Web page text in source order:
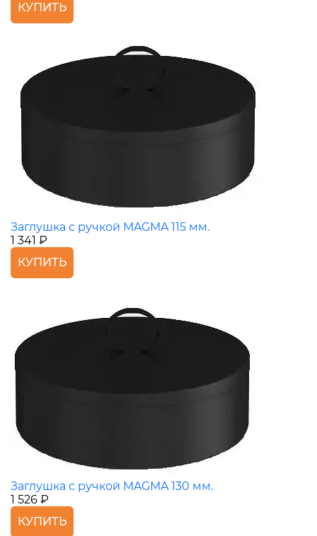
КУПИТЬ
Заглушка с ручкой MAGMA 115 мм.
1 341 ₽
КУПИТЬ
Заглушка с ручкой MAGMA 130 мм.
1 526 ₽
КУПИТЬ